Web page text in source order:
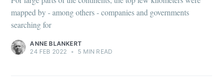
mapped by - among others - companies and governments
searching for
ANNE BLANKERT
24 FEB 2022 • 5 MIN READ